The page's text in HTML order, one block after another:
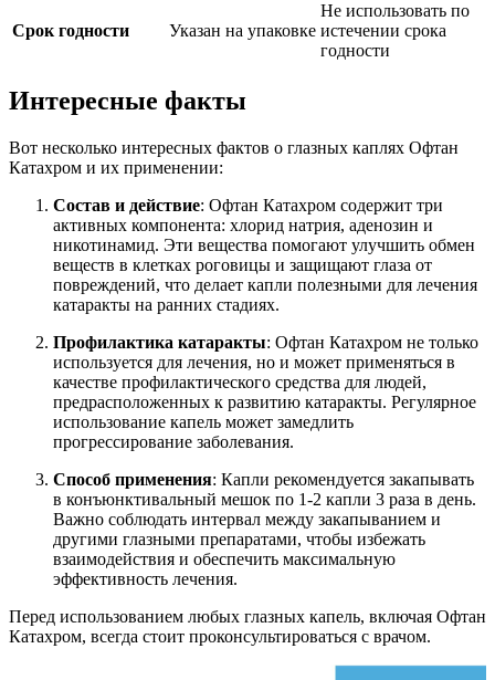
Срок годности Указан на упаковке
Не использовать по
истечении срока
годности
Интересные факты
Вот несколько интересных фактов о глазных каплях Офтан
Катахром и их применении:
Состав и действие: Офтан Катахром содержит три
активных компонента: хлорид натрия, аденозин и
никотинамид. Эти вещества помогают улучшить обмен
веществ в клетках роговицы и защищают глаза от
повреждений, что делает капли полезными для лечения
катаракты на ранних стадиях.
Профилактика катаракты: Офтан Катахром не только
используется для лечения, но и может применяться в
качестве профилактического средства для людей,
предрасположенных к развитию катаракты. Регулярное
использование капель может замедлить
прогрессирование заболевания.
Способ применения: Капли рекомендуется закапывать
в конъюнктивальный мешок по 1-2 капли 3 раза в день.
Важно соблюдать интервал между закапыванием и
другими глазными препаратами, чтобы избежать
взаимодействия и обеспечить максимальную
эффективность лечения.
Перед использованием любых глазных капель, включая Офтан
Катахром, всегда стоит проконсультироваться с врачом.